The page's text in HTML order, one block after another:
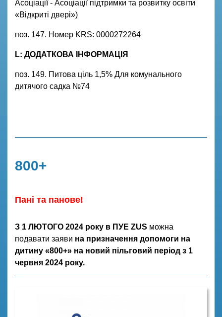
Асоціації - Асоціації підтримки та розвитку освіти
«Відкриті двері»)
поз. 147. Номер KRS: 0000272264
L: ДОДАТКОВА ІНФОРМАЦІЯ
поз. 149. Питова ціль 1,5% Для комунального
дитячого садка №74
800+
Пані та панове!
З 1 ЛЮТОГО 2024 року в ПУЕ ZUS можна
подавати заяви на призначення допомоги на
дитину «800+» на новий пільговий період з 1
червня 2024 року.